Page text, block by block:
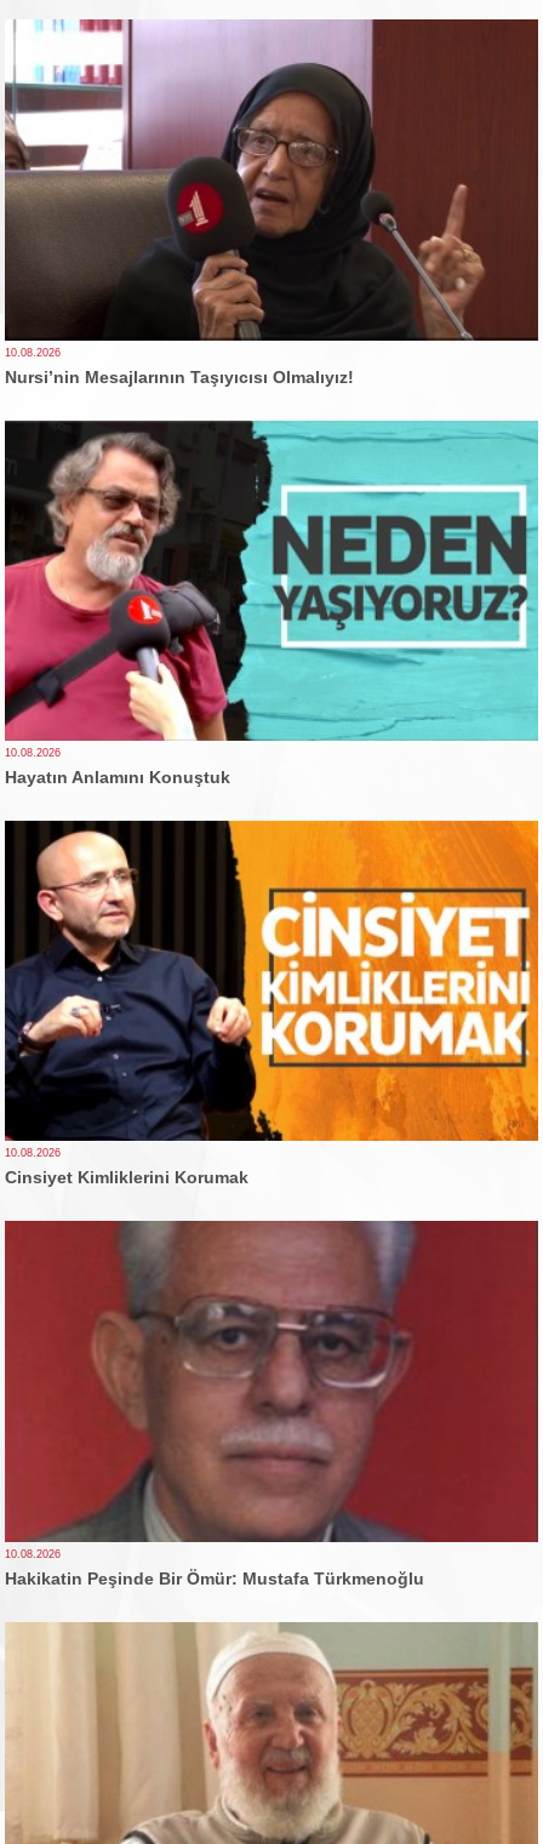
10.08.2026
Nursi’nin Mesajlarının Taşıyıcısı Olmalıyız!
10.08.2026
Hayatın Anlamını Konuştuk
10.08.2026
Cinsiyet Kimliklerini Korumak
10.08.2026
Hakikatin Peşinde Bir Ömür: Mustafa Türkmenoğlu